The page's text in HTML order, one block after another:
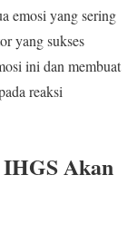
emosi yang sering
yang sukses
ini dan membuat
reaksi
Akan